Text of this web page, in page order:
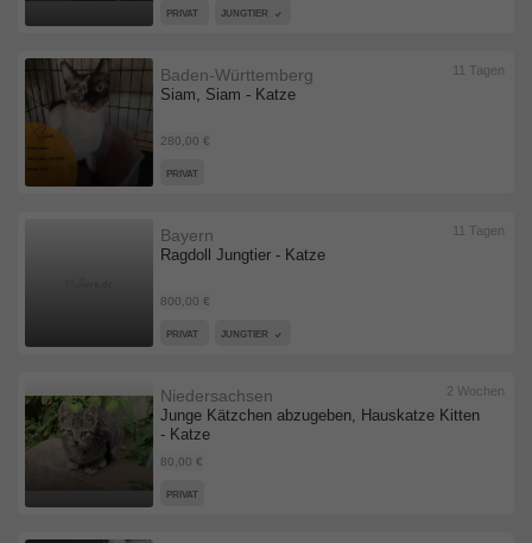
PRIVAT JUNGTIER
Siam, Siam - Katze
Baden-Württemberg
280,00 €
11 Tagen
PRIVAT
Ragdoll Jungtier - Katze
Bayern
800,00 €
11 Tagen
PRIVAT JUNGTIER
Junge Kätzchen abzugeben, Hauskatze Kitten
- Katze
Niedersachsen
80,00 €
2 Wochen
PRIVAT